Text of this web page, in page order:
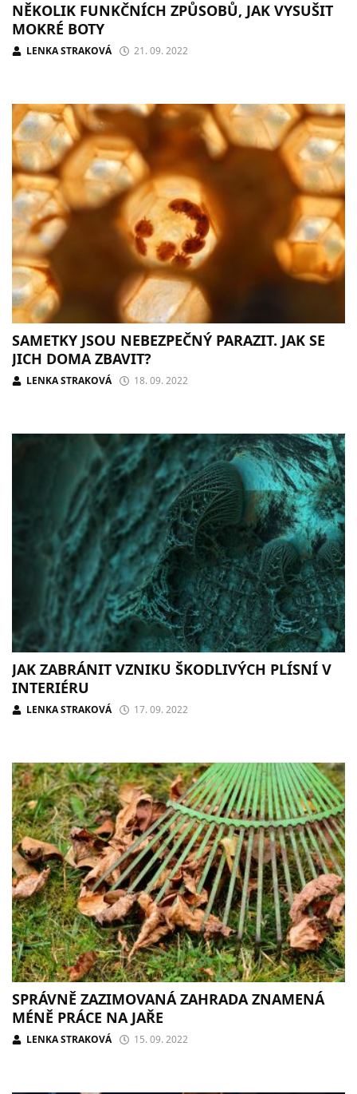
NĚKOLIK FUNKČNÍCH ZPŮSOBŮ, JAK VYSUŠIT
MOKRÉ BOTY
LENKA STRAKOVÁ 21. 09. 2022
SAMETKY JSOU NEBEZPEČNÝ PARAZIT. JAK SE
JICH DOMA ZBAVIT?
LENKA STRAKOVÁ 18. 09. 2022
JAK ZABRÁNIT VZNIKU ŠKODLIVÝCH PLÍSNÍ V
INTERIÉRU
LENKA STRAKOVÁ 17. 09. 2022
SPRÁVNĚ ZAZIMOVANÁ ZAHRADA ZNAMENÁ
MÉNĚ PRÁCE NA JAŘE
LENKA STRAKOVÁ 15. 09. 2022